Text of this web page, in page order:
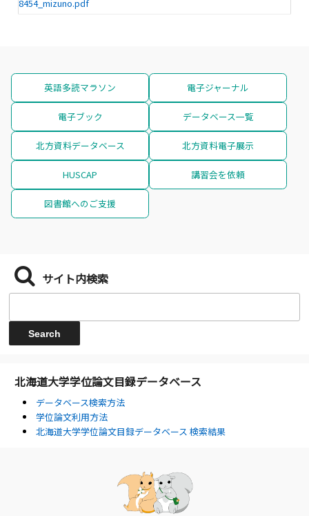
8454_mizuno.pdf
英語多読マラソン 電子ジャーナル
電子ブック データベース一覧
北方資料データベース 北方資料電子展示
HUSCAP 講習会を依頼
図書館へのご支援
サイト内検索
北海道大学学位論文目録データベース
データベース検索方法
学位論文利用方法
北海道大学学位論文目録データベース 検索結果